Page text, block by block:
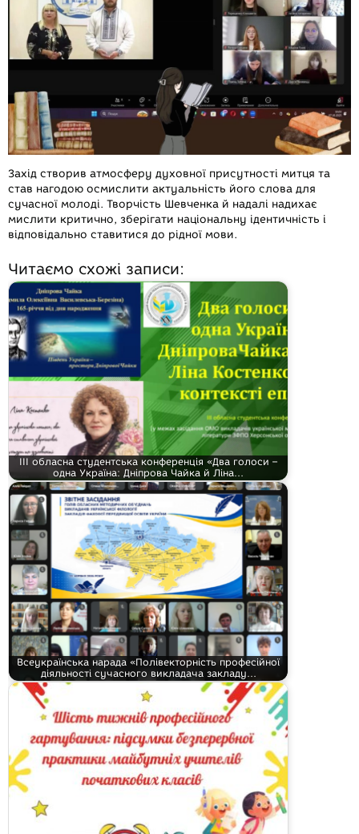
Захід створив атмосферу духовної присутності митця та
став нагодою осмислити актуальність його слова для
сучасної молоді. Творчість Шевченка й надалі надихає
мислити критично, зберігати національну ідентичність і
відповідально ставитися до рідної мови.
Читаємо схожі записи:
ІІІ обласна студентська конференція «Два голоси –
одна Україна: Дніпрова Чайка й Ліна…
Всеукраїнська нарада «Полівекторність професійної
діяльності сучасного викладача закладу…